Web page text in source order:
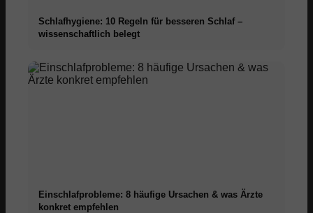
Schlafhygiene: 10 Regeln für besseren Schlaf –
wissenschaftlich belegt
Einschlafprobleme: 8 häufige Ursachen & was Ärzte
konkret empfehlen